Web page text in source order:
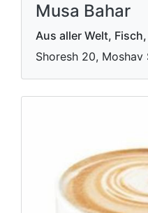
Musa Bahar
Aus aller Welt,
Shoresh 20, Moshav